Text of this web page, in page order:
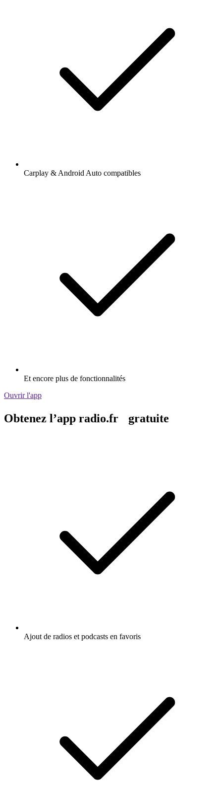
Carplay & Android Auto compatibles
Et encore plus de fonctionnalités
Ouvrir l'app
Obtenez l’app radio.fr gratuite
Ajout de radios et podcasts en favoris